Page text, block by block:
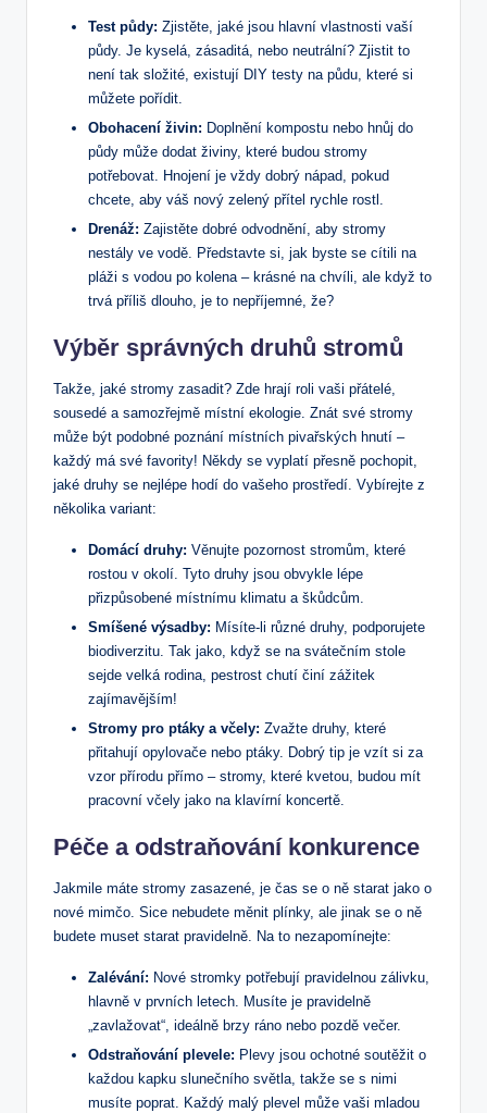
Test půdy: Zjistěte, jaké jsou hlavní vlastnosti vaší
půdy. Je kyselá, zásaditá, nebo neutrální? Zjistit to
není tak složité, existují DIY testy na půdu, které si
můžete pořídit.
Obohacení živin: Doplnění kompostu nebo hnůj do
půdy může dodat živiny, které budou stromy
potřebovat. Hnojení je vždy dobrý nápad, pokud
chcete, aby váš nový zelený přítel rychle rostl.
Drenáž: Zajistěte dobré odvodnění, aby stromy
nestály ve vodě. Představte si, jak byste se cítili na
pláži s vodou po kolena – krásné na chvíli, ale když to
trvá příliš dlouho, je to nepříjemné, že?
Výběr správných druhů stromů
Takže, jaké stromy zasadit? Zde hrají roli vaši přátelé,
sousedé a samozřejmě místní ekologie. Znát své stromy
může být podobné poznání místních pivařských hnutí –
každý má své favority! Někdy se vyplatí přesně pochopit,
jaké druhy se nejlépe hodí do vašeho prostředí. Vybírejte z
několika variant:
Domácí druhy: Věnujte pozornost stromům, které
rostou v okolí. Tyto druhy jsou obvykle lépe
přizpůsobené místnímu klimatu a škůdcům.
Smíšené výsadby: Mísíte-li různé druhy, podporujete
biodiverzitu. Tak jako, když se na svátečním stole
sejde velká rodina, pestrost chutí činí zážitek
zajímavějším!
Stromy pro ptáky a včely: Zvažte druhy, které
přitahují opylovače nebo ptáky. Dobrý tip je vzít si za
vzor přírodu přímo – stromy, které kvetou, budou mít
pracovní včely jako na klavírní koncertě.
Péče a odstraňování konkurence
Jakmile máte stromy zasazené, je čas se o ně starat jako o
nové mimčo. Sice nebudete měnit plínky, ale jinak se o ně
budete muset starat pravidelně. Na to nezapomínejte:
Zalévání: Nové stromky potřebují pravidelnou zálivku,
hlavně v prvních letech. Musíte je pravidelně
„zavlažovat“, ideálně brzy ráno nebo pozdě večer.
Odstraňování plevele: Plevy jsou ochotné soutěžit o
každou kapku slunečního světla, takže se s nimi
musíte poprat. Každý malý plevel může vaši mladou